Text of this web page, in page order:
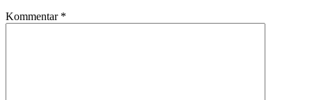
Kommentar *